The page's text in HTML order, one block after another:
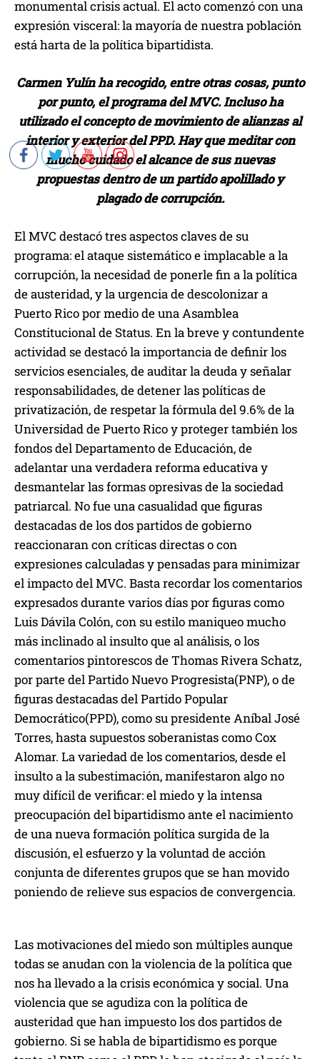
monumental crisis actual. El acto comenzó con una
expresión visceral: la mayoría de nuestra población
está harta de la política bipartidista.
Carmen Yulín ha recogido, entre otras cosas, punto
por punto, el programa del MVC. Incluso ha
utilizado el concepto de movimiento de alianzas al
interior y exterior del PPD. Hay que meditar con
mucho cuidado el alcance de sus nuevas
propuestas dentro de un partido apolillado y
plagado de corrupción.
El MVC destacó tres aspectos claves de su
programa: el ataque sistemático e implacable a la
corrupción, la necesidad de ponerle fin a la política
de austeridad, y la urgencia de descolonizar a
Puerto Rico por medio de una Asamblea
Constitucional de Status. En la breve y contundente
actividad se destacó la importancia de definir los
servicios esenciales, de auditar la deuda y señalar
responsabilidades, de detener las políticas de
privatización, de respetar la fórmula del 9.6% de la
Universidad de Puerto Rico y proteger también los
fondos del Departamento de Educación, de
adelantar una verdadera reforma educativa y
desmantelar las formas opresivas de la sociedad
patriarcal. No fue una casualidad que figuras
destacadas de los dos partidos de gobierno
reaccionaran con críticas directas o con
expresiones calculadas y pensadas para minimizar
el impacto del MVC. Basta recordar los comentarios
expresados durante varios días por figuras como
Luis Dávila Colón, con su estilo maniqueo mucho
más inclinado al insulto que al análisis, o los
comentarios pintorescos de Thomas Rivera Schatz,
por parte del Partido Nuevo Progresista(PNP), o de
figuras destacadas del Partido Popular
Democrático(PPD), como su presidente Aníbal José
Torres, hasta supuestos soberanistas como Cox
Alomar. La variedad de los comentarios, desde el
insulto a la subestimación, manifestaron algo no
muy difícil de verificar: el miedo y la intensa
preocupación del bipartidismo ante el nacimiento
de una nueva formación política surgida de la
discusión, el esfuerzo y la voluntad de acción
conjunta de diferentes grupos que se han movido
poniendo de relieve sus espacios de convergencia.
Las motivaciones del miedo son múltiples aunque
todas se anudan con la violencia de la política que
nos ha llevado a la crisis económica y social. Una
violencia que se agudiza con la política de
austeridad que han impuesto los dos partidos de
gobierno. Si se habla de bipartidismo es porque